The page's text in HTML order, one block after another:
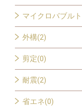
マイクロバブル
外構(2)
剪定(0)
耐震(2)
省エネ(0)